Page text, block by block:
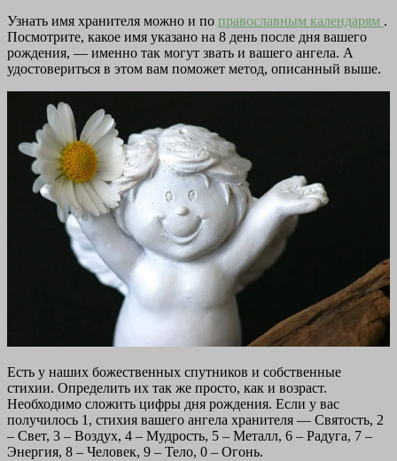
Узнать имя хранителя можно и по православным календарям .
Посмотрите, какое имя указано на 8 день после дня вашего
рождения, — именно так могут звать и вашего ангела. А
удостовериться в этом вам поможет метод, описанный выше.
Есть у наших божественных спутников и собственные
стихии. Определить их так же просто, как и возраст.
Необходимо сложить цифры дня рождения. Если у вас
получилось 1, стихия вашего ангела хранителя — Святость, 2
– Свет, 3 – Воздух, 4 – Мудрость, 5 – Металл, 6 – Радуга, 7 –
Энергия, 8 – Человек, 9 – Тело, 0 – Огонь.